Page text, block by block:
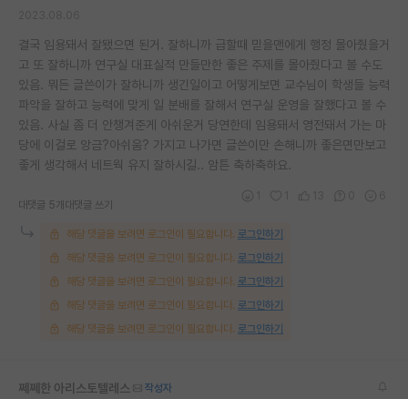
결국 임용돼서 잘됐으면 된거. 잘하니까 급할때 믿을맨에게 행정 몰아줬을거
고 또 잘하니까 연구실 대표실적 만들만한 좋은 주제를 몰아줬다고 볼 수도
있음. 뭐든 글쓴이가 잘하니까 생긴일이고 어떻게보면 교수님이 학생들 능력
파악을 잘하고 능력에 맞게 일 분배를 잘해서 연구실 운영을 잘했다고 볼 수
있음. 사실 좀 더 안챙겨준게 아쉬운거 당연한데 임용돼서 영전돼서 가는 마
당에 이걸로 앙금?아쉬움? 가지고 나가면 글쓴이만 손해니까 좋은면만보고
좋게 생각해서 네트웍 유지 잘하시길.. 암튼 축하축하요.
대댓글 5개 대댓글 쓰기
해당 댓글을 보려면 로그인이 필요합니다. 로그인하기
해당 댓글을 보려면 로그인이 필요합니다. 로그인하기
해당 댓글을 보려면 로그인이 필요합니다. 로그인하기
해당 댓글을 보려면 로그인이 필요합니다. 로그인하기
해당 댓글을 보려면 로그인이 필요합니다. 로그인하기
쩨쩨한 아리스토텔레스
작성자